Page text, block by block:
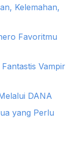
Kelemahan,
Favoritmu
Vampir
DANA
yang Perlu